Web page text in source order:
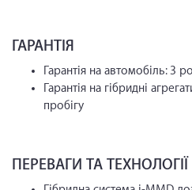
ГАРАНТІЯ
Гарантія на автомобіль: 3
Гарантія на гібридні
пробігу
ПЕРЕВАГИ ТА ТЕХНОЛОГІЇ